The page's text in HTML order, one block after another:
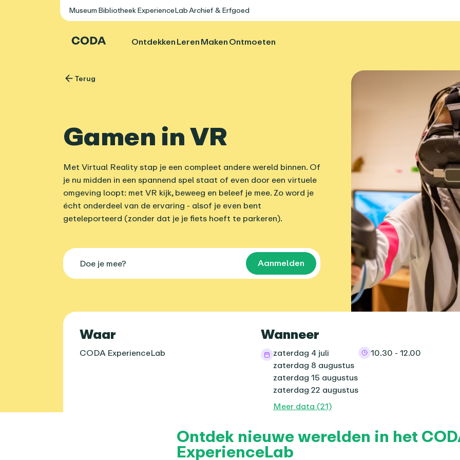
Museum Bibliotheek ExperienceLabArchief & Erfgoed
Ontdekken Leren Maken Ontmoeten
Terug
Gamen in VR
Met Virtual Reality stap je een compleet andere wereld binnen. Of
je nu midden in een spannend spel staat of even door een virtuele
omgeving loopt: met VR kijk, beweeg en beleef je mee. Zo word je
écht onderdeel van de ervaring - alsof je even bent
geteleporteerd (zonder dat je je fiets hoeft te parkeren).
Doe je mee? Aanmelden
Praktische informatie
Waar
CODA ExperienceLab
Wanneer
zaterdag 4 juli
zaterdag 8 augustus
zaterdag 15 augustus
zaterdag 22 augustus
Meer data (21)
10.30 - 12.00
Over dit agenda-item
Ontdek nieuwe werelden in het
ExperienceLab